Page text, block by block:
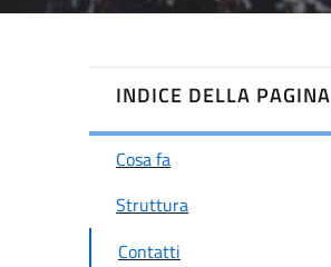
INDICE DELLA PAGINA
Cosa fa
Struttura
Contatti